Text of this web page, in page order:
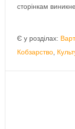
сторінкам
Є у розділах:
Кобзарство